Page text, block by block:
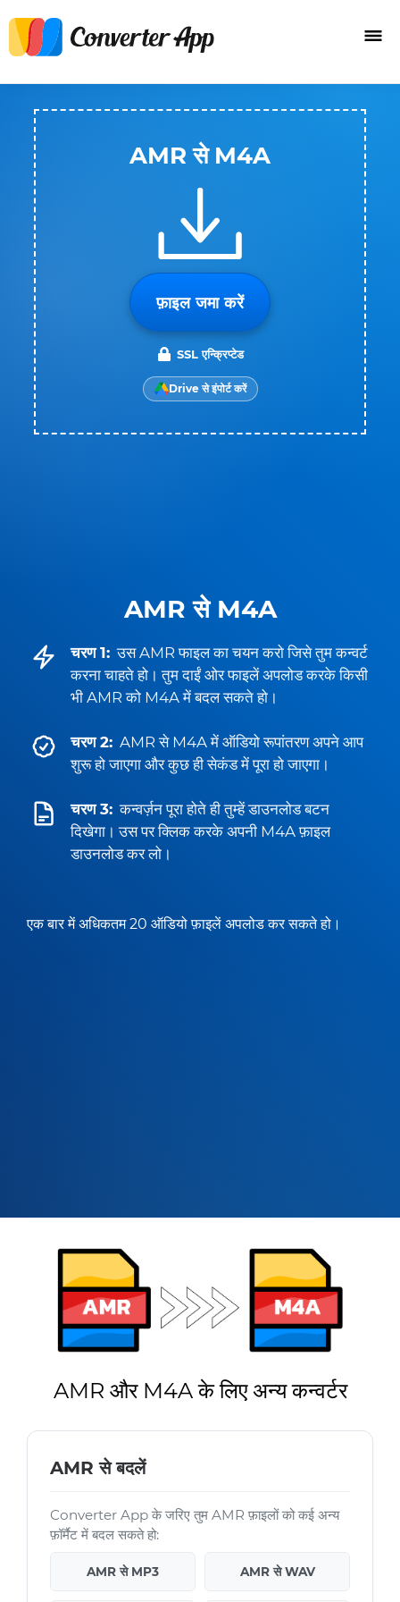
AMR से M4A
चरण 1: उस AMR फाइल का चयन करो जिसे तुम कन्वर्ट
करना चाहते हो। तुम दाईं ओर फाइलें अपलोड करके किसी
भी AMR को M4A में बदल सकते हो।
चरण 2: AMR से M4A में ऑडियो रूपांतरण अपने आप
शुरू हो जाएगा और कुछ ही सेकंड में पूरा हो जाएगा।
चरण 3: कन्वर्ज़न पूरा होते ही तुम्हें डाउनलोड बटन
दिखेगा। उस पर क्लिक करके अपनी M4A फ़ाइल
डाउनलोड कर लो।
एक बार में अधिकतम 20 ऑडियो फ़ाइलें अपलोड कर सकते हो।
AMR से M4A
फ़ाइल जमा करें
SSL एन्क्रिप्टेड
Drive से इंपोर्ट करें
AMR और M4A के लिए अन्य कन्वर्टर
AMR से बदलें
Converter App के जरिए तुम AMR फ़ाइलों को कई अन्य
फ़ॉर्मैट में बदल सकते हो:
AMR से MP3 AMR से WAV